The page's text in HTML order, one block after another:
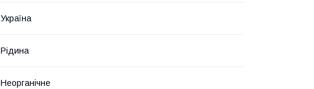
Україна
Рідина
Неорганічне